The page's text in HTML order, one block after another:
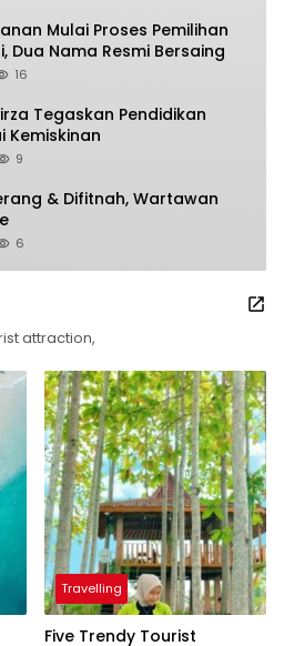
Mulai Proses Pemilihan
Dua Nama Resmi Bersaing
16
Tegaskan Pendidikan
Kemiskinan
9
& Difitnah, Wartawan
6
attraction,
Travelling
Five Trendy Tourist